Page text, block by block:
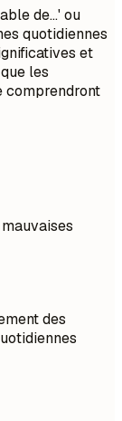
de...' ou
quotidiennes
et
les
comprendront
des